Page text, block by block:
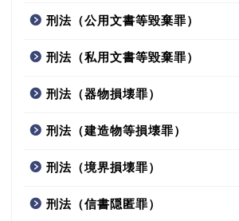
刑法（公用文書等毀棄罪）
刑法（私用文書等毀棄罪）
刑法（器物損壊罪）
刑法（建造物等損壊罪）
刑法（境界損壊罪）
刑法（信書隠匿罪）